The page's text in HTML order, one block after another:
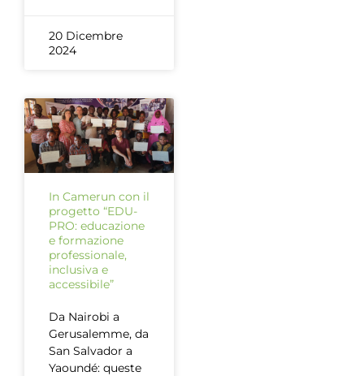
20 Dicembre
2024
In Camerun con il
progetto “EDU-
PRO: educazione
e formazione
professionale,
inclusiva e
accessibile”
Da Nairobi a
Gerusalemme, da
San Salvador a
Yaoundé: queste